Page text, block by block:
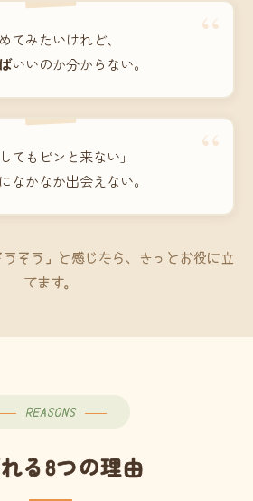
“
てみたいけれど、
いいのか分からない。
“
てもピンと来ない」
なかなか出会えない。
そう」と感じたら、きっとお役に立
てます。
REASONS
る8つの理由